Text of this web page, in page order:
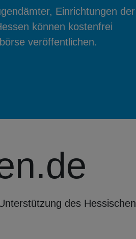
Einrichtungen der
können kostenfrei
veröffentlichen.
des Hessischen